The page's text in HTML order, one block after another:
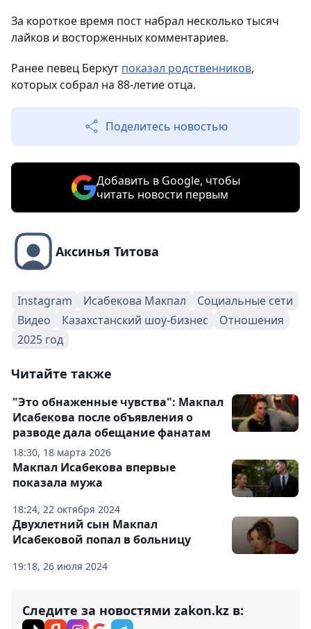
За короткое время пост набрал несколько тысяч
лайков и восторженных комментариев.
Ранее певец Беркут показал родственников,
которых собрал на 88-летие отца.
Поделитесь новостью
Добавить в Google, чтобы
читать новости первым
Аксинья Титова
Instagram Исабекова Макпал
Социальные сети
Видео
Казахстанский шоу-бизнес
Отношения
2025 год
Читайте также
18:30, 18 марта 2026
"Это обнаженные чувства": Макпал
Исабекова после объявления о
разводе дала обещание фанатам
18:24, 22 октября 2024
Макпал Исабекова впервые
показала мужа
19:18, 26 июля 2024
Двухлетний сын Макпал
Исабековой попал в больницу
Следите за новостями zakon.kz в: